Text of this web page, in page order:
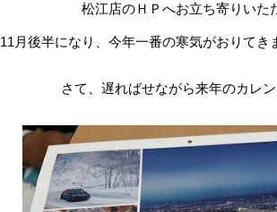
松江店のＨＰへお立ち寄りいた
11月後半になり、今年一番の寒気がおりてき
さて、遅ればせながら来年のカレ